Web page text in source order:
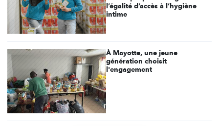
l’égalité d’accès à l’hygiène
intime
À Mayotte, une jeune
génération choisit
l'engagement